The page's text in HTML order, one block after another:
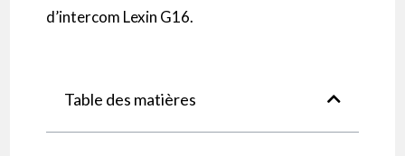
d’intercom Lexin G16.
Table des matières